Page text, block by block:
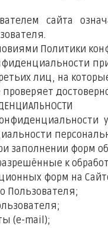
сайта
Политики
лиц, на
проверяет
заполнении форм
к
форм на
Пользователя;
(e-mail);